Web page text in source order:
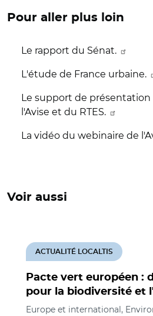
Pour aller plus loin
Le rapport du Sénat.
L'étude de France urbaine.
Le support de
l'Avise et du RTES.
La vidéo du webinaire de
Voir aussi
Pacte vert européen :
pour la biodiversité et
ACTUALITÉ LOCALTIS
Europe et international,